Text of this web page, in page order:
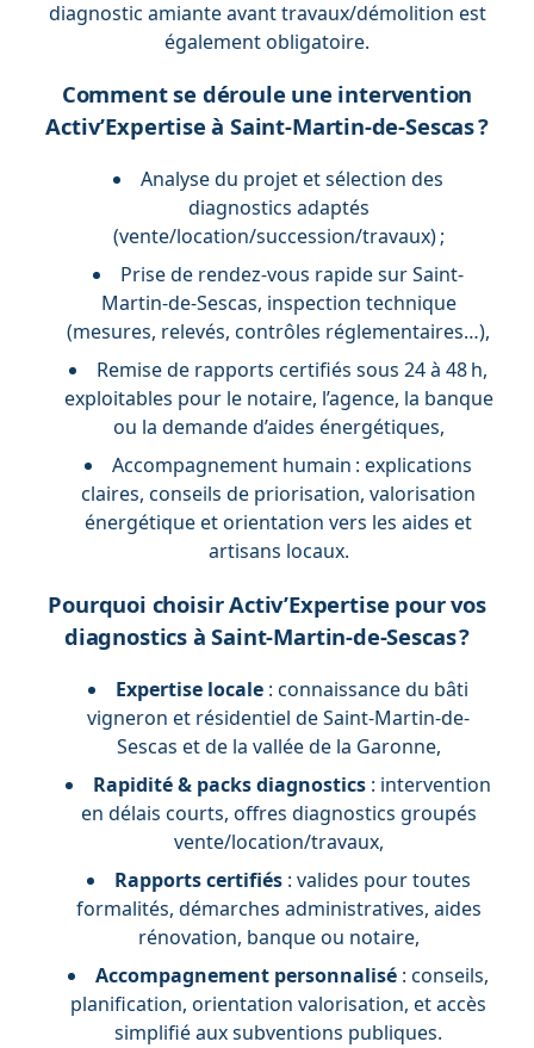
diagnostic amiante avant travaux/démolition est
également obligatoire.
Comment se déroule une intervention
Activ’Expertise à Saint-Martin-de-Sescas ?
Analyse du projet et sélection des
diagnostics adaptés
(vente/location/succession/travaux) ;
Prise de rendez-vous rapide sur Saint-
Martin-de-Sescas, inspection technique
(mesures, relevés, contrôles réglementaires…),
Remise de rapports certifiés sous 24 à 48 h,
exploitables pour le notaire, l’agence, la banque
ou la demande d’aides énergétiques,
Accompagnement humain : explications
claires, conseils de priorisation, valorisation
énergétique et orientation vers les aides et
artisans locaux.
Pourquoi choisir Activ’Expertise pour vos
diagnostics à Saint-Martin-de-Sescas ?
Expertise locale : connaissance du bâti
vigneron et résidentiel de Saint-Martin-de-
Sescas et de la vallée de la Garonne,
Rapidité & packs diagnostics : intervention
en délais courts, offres diagnostics groupés
vente/location/travaux,
Rapports certifiés: valides pour toutes
formalités, démarches administratives, aides
rénovation, banque ou notaire,
Accompagnement personnalisé : conseils,
planification, orientation valorisation, et accès
simplifié aux subventions publiques.